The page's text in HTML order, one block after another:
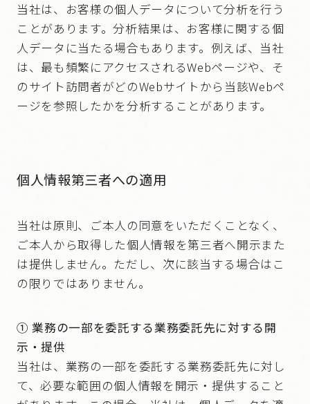
当社は、お客様の個人データについて分析を行う
ことがあります。分析結果は、お客様に関する個
人データに当たる場合もあります。例えば、当社
は、最も頻繁にアクセスされるWebページや、そ
のサイト訪問者がどのWebサイトから当該Webペ
ージを参照したかを分析することがあります。
個人情報第三者への適用
当社は原則、ご本人の同意をいただくことなく、
ご本人から取得した個人情報を第三者へ開示また
は提供しません。ただし、次に該当する場合はこ
の限りではありません。
① 業務の一部を委託する業務委託先に対する開
示・提供
当社は、業務の一部を委託する業務委託先に対し
て、必要な範囲の個人情報を開示・提供すること